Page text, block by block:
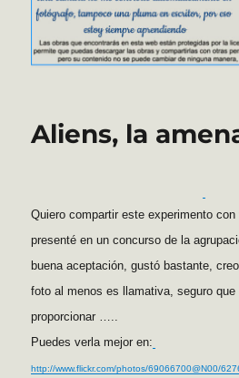
Aliens, la
Quiero compartir este experimento
presenté en un concurso de la
buena aceptación, gustó bastante,
foto al menos es llamativa, seguro que
proporcionar …..
Puedes verla mejor en:
http://www.flickr.com/photos/69066700@N00/